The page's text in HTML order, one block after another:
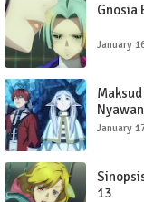
Gnosia
January
dalam
January
13